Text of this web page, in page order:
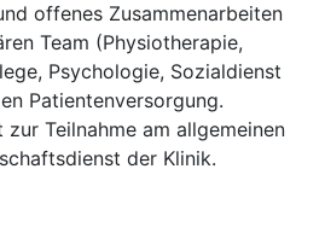
offenes Zusammenarbeiten
Team (Physiotherapie,
Psychologie, Sozialdienst
Patientenversorgung.
zur Teilnahme am allgemeinen
der Klinik.